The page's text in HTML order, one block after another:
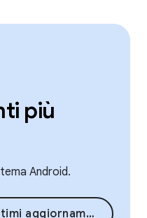
più
Android.
Visualizza tutti gli ultimi aggiornamenti